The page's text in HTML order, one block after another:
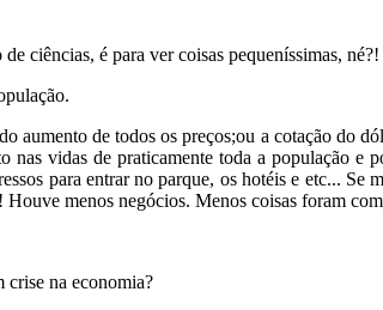
ciências, é para ver coisas pequeníssimas,
aumento de todos os preços;ou a cotação do
nas vidas de praticamente toda a população
para entrar no parque, os hotéis e etc...
menos negócios. Menos coisas foram
crise na economia?